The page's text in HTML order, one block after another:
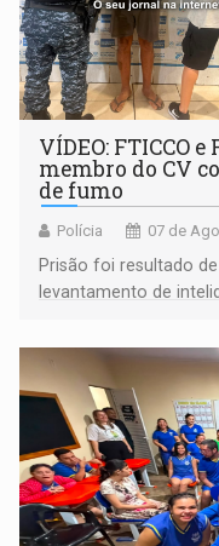
VÍDEO: FTICCO
membro do CV
de fumo
Polícia 07 de
Prisão foi resultado
levantamento de